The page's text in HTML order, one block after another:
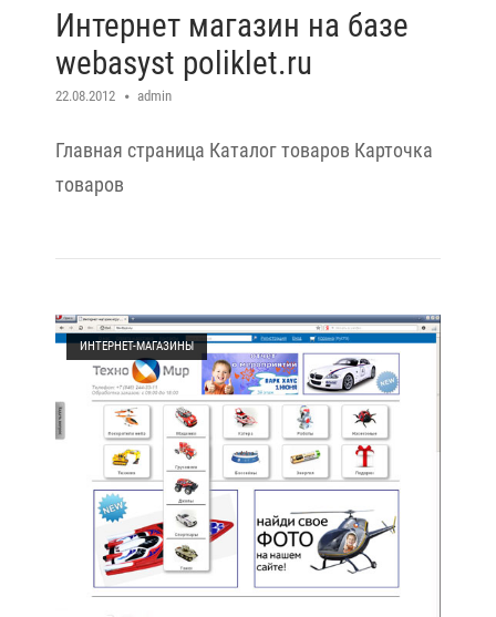
Интернет магазин на базе
webasyst poliklet.ru
22.08.2012 admin
Главная страница Каталог товаров Карточка
товаров
ИНТЕРНЕТ-МАГАЗИНЫ
Open post